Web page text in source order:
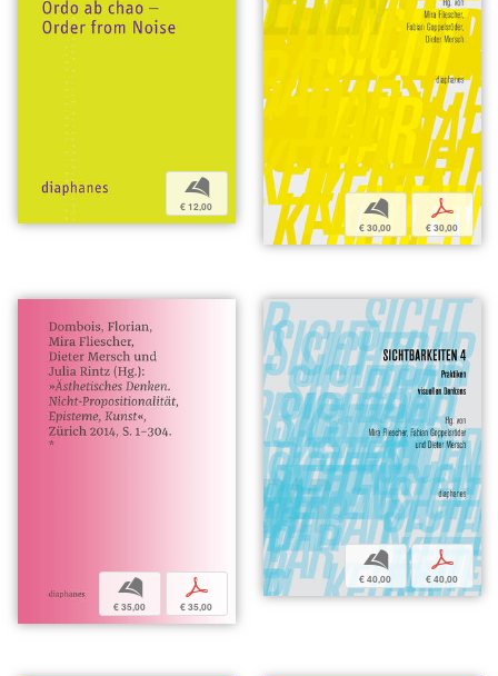
b
€ 12,00 b
€ 30,00
p
€ 30,00
b
€ 35,00
p
€ 35,00
b
€ 40,00
p
€ 40,00